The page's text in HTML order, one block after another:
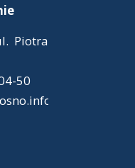
Piotra
50